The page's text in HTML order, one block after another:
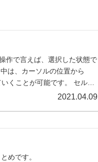
作で言えば、選択した状態で
は、カーソルの位置から
くことが可能です。 セル
2021.04.09
めです。